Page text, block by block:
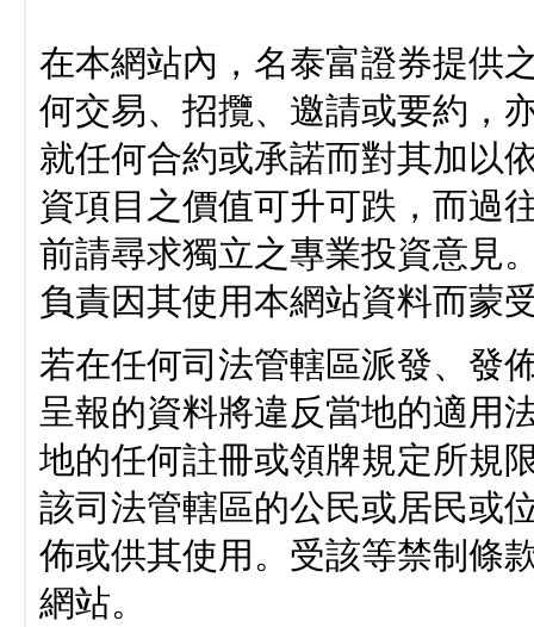
在本網站內，名泰富證券提供
何交易、招攬、邀請或要約，
就任何合約或承諾而對其加以
資項目之價值可升可跌，而過
前請尋求獨立之專業投資意見
負責因其使用本網站資料而蒙
若在任何司法管轄區派發、發
呈報的資料將違反當地的適用
地的任何註冊或領牌規定所規
該司法管轄區的公民或居民或
佈或供其使用。受該等禁制條
網站。